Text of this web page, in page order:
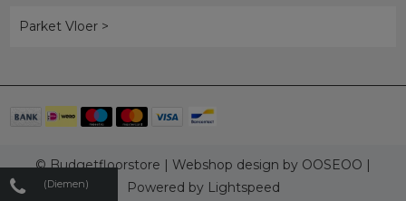
(Diemen)
Parket Vloer >
© Budgetfloorstore | Webshop design by OOSEOO |
Powered by Lightspeed